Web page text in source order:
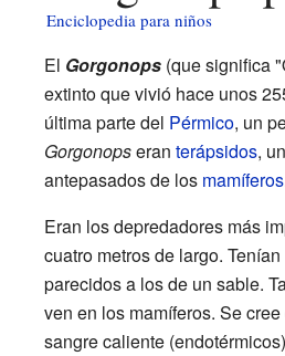
Enciclopedia para niños
El Gorgonops(que significa
extinto que vivió hace unos
última parte del Pérmico, un
Gorgonopseran terápsidos,
antepasados de los mamíferos
Eran los depredadores más
cuatro metros de largo.
parecidos a los de un sable.
ven en los mamíferos. Se
sangre caliente